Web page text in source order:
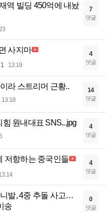
역 빌딩 450억에 내놨
7
댓글
사지마
13:19
4
댓글
라 스트리머 근황..
13:18
14
댓글
원내대표 SNS...jpg 4
댓글
저항하는 중국인들 4
댓글
발, 4중 추돌 사고…
송
0
댓글